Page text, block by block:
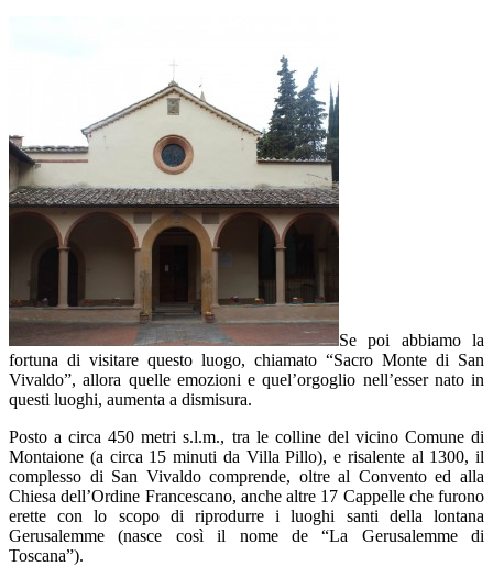
Se poi abbiamo la
fortuna di visitare questo luogo, chiamato “Sacro Monte di San
Vivaldo”, allora quelle emozioni e quel’orgoglio nell’esser nato in
questi luoghi, aumenta a dismisura.
Posto a circa 450 metri s.l.m., tra le colline del vicino Comune di
Montaione (a circa 15 minuti da Villa Pillo), e risalente al 1300, il
complesso di San Vivaldo comprende, oltre al Convento ed alla
Chiesa dell’Ordine Francescano, anche altre 17 Cappelle che furono
erette con lo scopo di riprodurre i luoghi santi della lontana
Gerusalemme (nasce così il nome de “La Gerusalemme di
Toscana”).